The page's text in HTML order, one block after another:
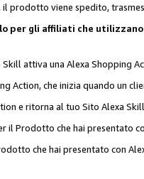
prodotto viene spedito,
per gli affiliati che
attiva una Alexa Shopping
Action, che inizia quando un
e ritorna al tuo Sito Alexa
Prodotto che hai presentato
che hai presentato con